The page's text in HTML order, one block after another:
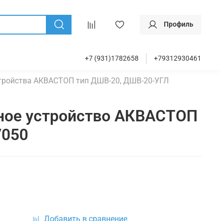
Профиль
+7 (931)1782658 +79312930461
АКВАСТОП тип ДШВ-20, ДШВ-20-УГЛ
устройство АКВАСТОП
Добавить в сравнение